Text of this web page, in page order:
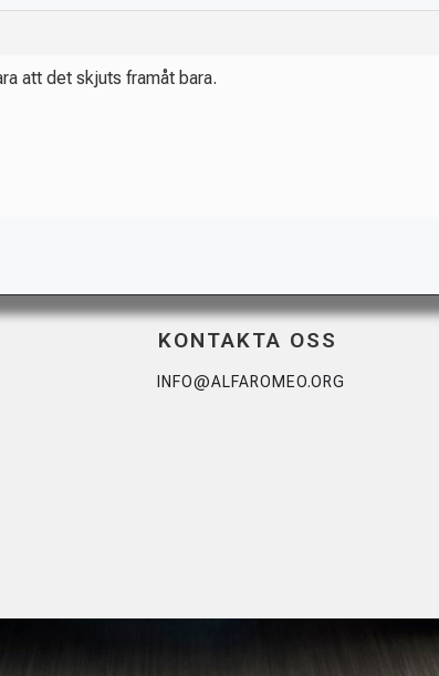
att det skjuts framåt bara.
KONTAKTA OSS
INFO@ALFAROMEO.ORG